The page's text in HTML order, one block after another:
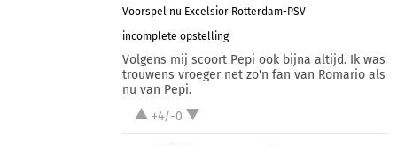
Voorspel nu Excelsior Rotterdam-PSV
incomplete opstelling
Volgens mij scoort Pepi ook bijna altijd. Ik was
trouwens vroeger net zo'n fan van Romario als
nu van Pepi.
+4/-0